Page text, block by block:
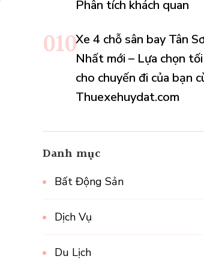
Phân tích khách quan
Xe 4 chỗ sân bay Tân
Nhất mới – Lựa chọn
cho chuyến đi của bạn
Thuexehuydat.com
Danh mục
Bất Động Sản
Dịch Vụ
Du Lịch